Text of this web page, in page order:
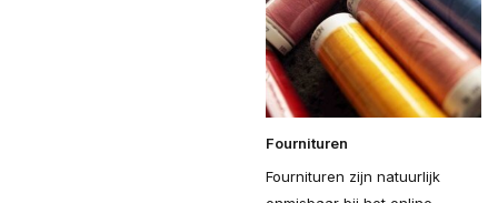
Fournituren
Fournituren zijn natuurlijk